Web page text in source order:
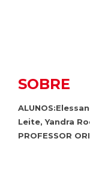
SOBRE
Leite, Yandra
PROFESSOR